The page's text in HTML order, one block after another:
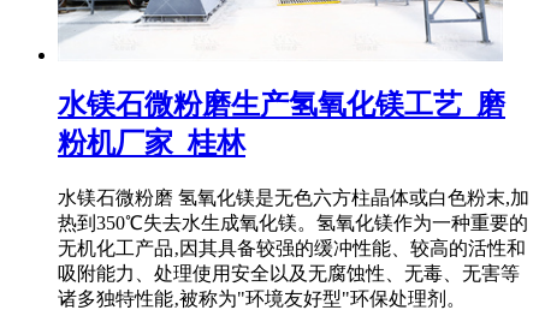
水镁石微粉磨生产氢氧化镁工艺_磨
粉机厂家_桂林
水镁石微粉磨 氢氧化镁是无色六方柱晶体或白色粉末,加
热到350℃失去水生成氧化镁。氢氧化镁作为一种重要的
无机化工产品‚因其具备较强的缓冲性能、较高的活性和
吸附能力、处理使用安全以及无腐蚀性、无毒、无害等
诸多独特性能‚被称为"环境友好型"环保处理剂。